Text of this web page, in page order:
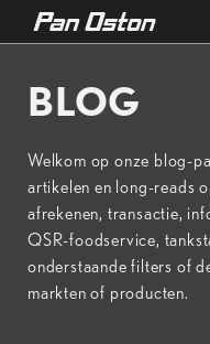
BLOG
Welkom op onze blog-
artikelen en long-reads
afrekenen, transactie,
QSR-foodservice,
onderstaande filters of
markten of producten.